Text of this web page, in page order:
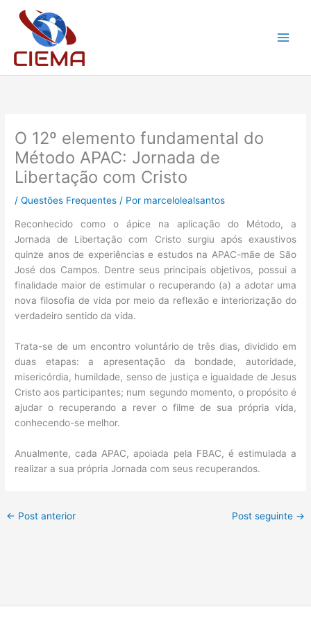
conteúdo
O 12º elemento fundamental do
Método APAC: Jornada de
Libertação com Cristo
/Questões Frequentes / Por marcelolealsantos
Reconhecido como o ápice na aplicação do Método, a
Jornada de Libertação com Cristo surgiu após exaustivos
quinze anos de experiências e estudos na APAC-mãe de São
José dos Campos. Dentre seus principais objetivos, possui a
finalidade maior de estimular o recuperando (a) a adotar uma
nova filosofia de vida por meio da reflexão e interiorização do
verdadeiro sentido da vida.
Trata-se de um encontro voluntário de três dias, dividido em
duas etapas: a apresentação da bondade, autoridade,
misericórdia, humildade, senso de justiça e igualdade de Jesus
Cristo aos participantes; num segundo momento, o propósito é
ajudar o recuperando a rever o filme de sua própria vida,
conhecendo-se melhor.
Anualmente, cada APAC, apoiada pela FBAC, é estimulada a
realizar a sua própria Jornada com seus recuperandos.
← Post anterior Post seguinte →